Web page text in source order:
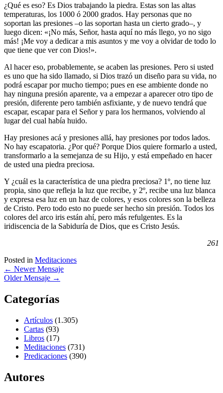
¿Qué es eso? Es Dios trabajando la piedra. Estas son las altas
temperaturas, los 1000 ó 2000 grados. Hay personas que no
soportan las presiones –o las soportan hasta un cierto grado–, y
luego dicen: «¡No más, Señor, hasta aquí no más llego, yo no sigo
más! ¡Me voy a dedicar a mis asuntos y me voy a olvidar de todo lo
que tiene que ver con Dios!».
Al hacer eso, probablemente, se acaben las presiones. Pero si usted
es uno que ha sido llamado, si Dios trazó un diseño para su vida, no
podrá escapar por mucho tiempo; pues en ese ambiente donde no
hay ninguna presión aparente, va a empezar a aparecer otro tipo de
presión, diferente pero también asfixiante, y de nuevo tendrá que
escapar, escapar para el Señor y para los hermanos, volviendo al
lugar del cual había huido.
Hay presiones acá y presiones allá, hay presiones por todos lados.
No hay escapatoria. ¿Por qué? Porque Dios quiere formarlo a usted,
transformarlo a la semejanza de su Hijo, y está empeñado en hacer
de usted una piedra preciosa.
Y ¿cuál es la característica de una piedra preciosa? 1º, no tiene luz
propia, sino que refleja la luz que recibe, y 2º, recibe una luz blanca
y expresa esa luz en un haz de colores, y esos colores son la belleza
de Cristo. Pero todo esto no puede ser hecho sin presión. Todos los
colores del arco iris están ahí, pero más refulgentes. Es la
iridiscencia de la Sabiduría de Dios, que es Cristo Jesús.
261
Posted in Meditaciones
← Newer Mensaje
Older Mensaje →
Categorías
Artículos (1.305)
Cartas (93)
Libros (17)
Meditaciones (731)
Predicaciones (390)
Autores